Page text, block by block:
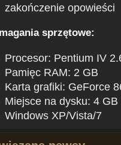
zakończenie opowieści
sprzętowe:
Procesor: Pentium IV
Pamięc RAM: 2 GB
Karta grafiki: GeForce
Miejsce na dysku: 4 GB
Windows XP/Vista/7